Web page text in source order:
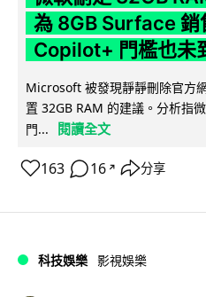
為 8GB Surface 銷
Copilot+ 門檻也未
Microsoft 被發現靜靜刪除官方
置 32GB RAM 的建議。分析指
門...
閱讀全文
163 16 ↗ 分享
科技娛樂 影視娛樂